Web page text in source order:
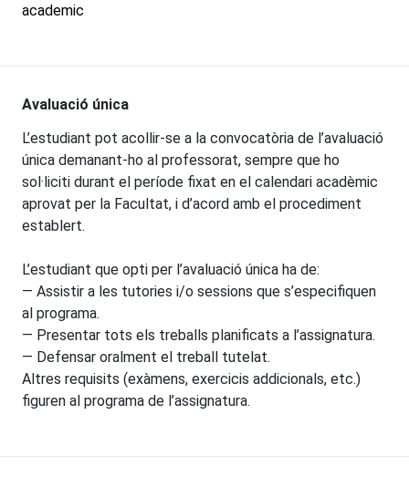
academic
Avaluació única
L’estudiant pot acollir-se a la convocatòria de l’avaluació
única demanant-ho al professorat, sempre que ho
sol·liciti durant el període fixat en el calendari acadèmic
aprovat per la Facultat, i d’acord amb el procediment
establert.
L’estudiant que opti per l’avaluació única ha de:
— Assistir a les tutories i/o sessions que s’especifiquen
al programa.
— Presentar tots els treballs planificats a l’assignatura.
— Defensar oralment el treball tutelat.
Altres requisits (exàmens, exercicis addicionals, etc.)
figuren al programa de l’assignatura.